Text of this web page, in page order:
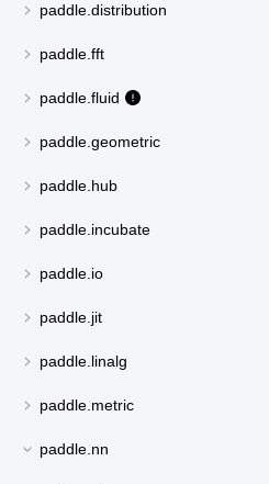
paddle.distribution
paddle.fft
paddle.fluid
paddle.geometric
paddle.hub
paddle.incubate
paddle.io
paddle.jit
paddle.linalg
paddle.metric
paddle.nn